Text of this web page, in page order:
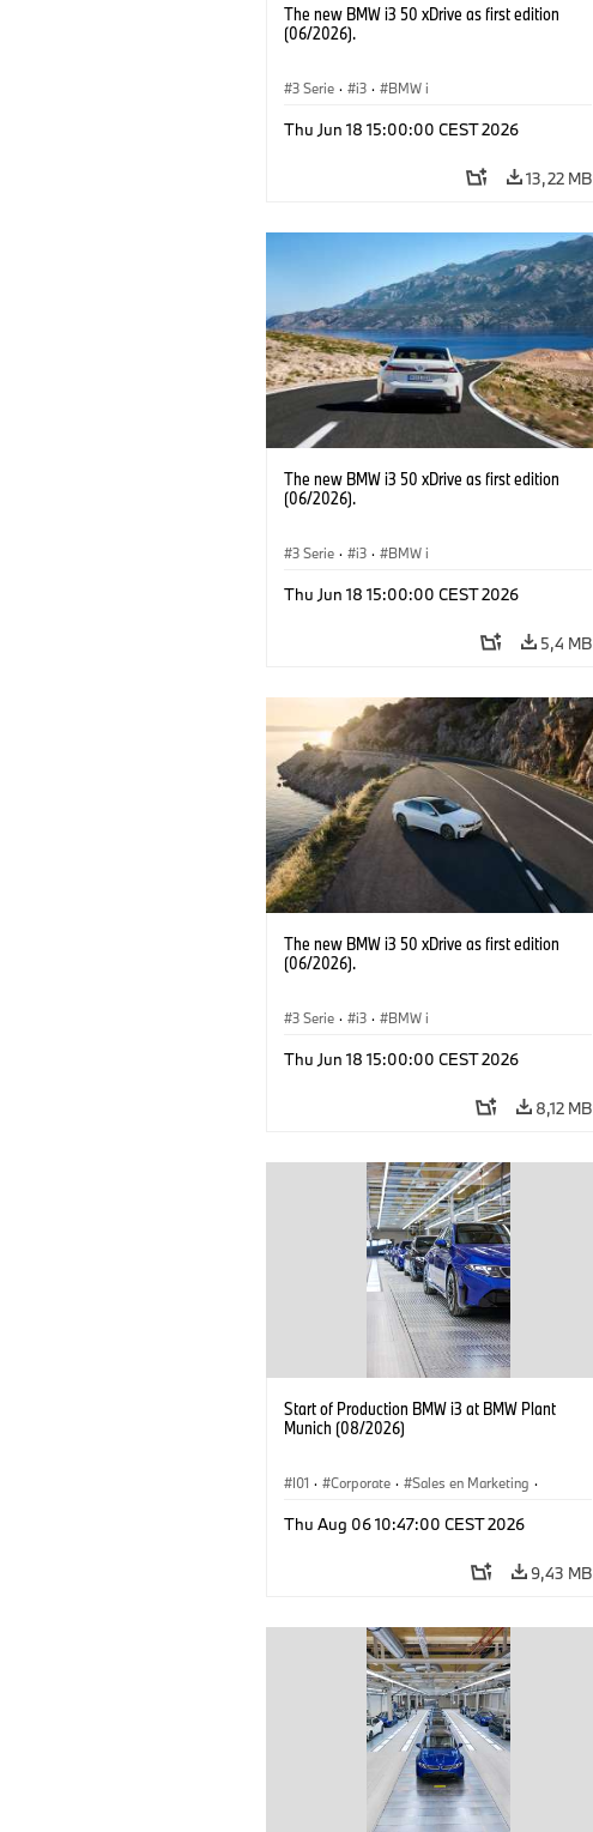
The new BMW i3 50 xDrive as first edition
(06/2026).
3 Serie · i3 · BMW i
Thu Jun 18 15:00:00 CEST 2026
13,22 MB
The new BMW i3 50 xDrive as first edition
(06/2026).
3 Serie · i3 · BMW i
Thu Jun 18 15:00:00 CEST 2026
5,4 MB
The new BMW i3 50 xDrive as first edition
(06/2026).
3 Serie · i3 · BMW i
Thu Jun 18 15:00:00 CEST 2026
8,12 MB
Start of Production BMW i3 at BMW Plant
Munich (08/2026)
I01 · Corporate · Sales en Marketing ·
Thu Aug 06 10:47:00 CEST 2026
9,43 MB